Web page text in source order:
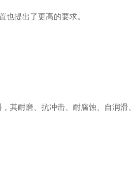
提出了更高的要求。
其耐磨、抗冲击、耐腐蚀、自润滑